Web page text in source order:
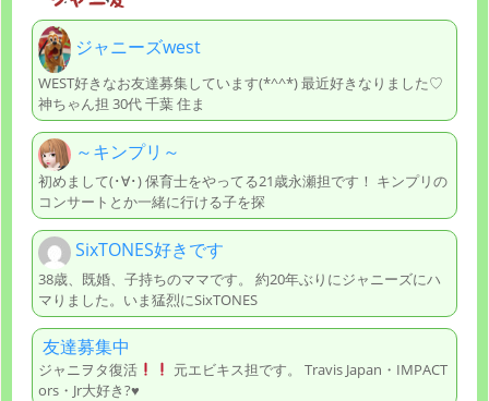
ジャニーズwest
WEST好きなお友達募集しています(*^^*) 最近好きなりました♡
神ちゃん担 30代 千葉 住ま
～キンプリ～
初めまして(･∀･) 保育士をやってる21歳永瀬担です！ キンプリの
コンサートとか一緒に行ける子を探
SixTONES好きです
38歳、既婚、子持ちのママです。 約20年ぶりにジャニーズにハ
マりました。いま猛烈にSixTONES
友達募集中
ジャニヲタ復活
元エビキス担です。 Travis Japan・IMPACT
ors・Jr大好き?♥